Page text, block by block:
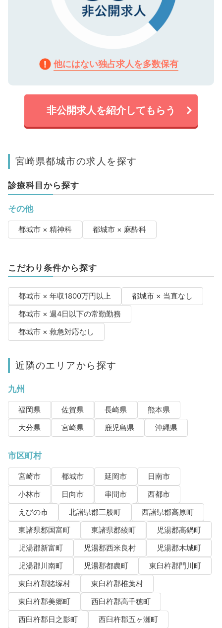
他にはない独占求人を多数保有
非公開求人を紹介してもらう
宮崎県都城市の求人を探す
診療科目から探す
その他
都城市 × 精神科 都城市 × 麻酔科
こだわり条件から探す
都城市 × 年収1800万円以上
都城市 × 当直なし
都城市 × 週4日以下の常勤勤務
都城市 × 救急対応なし
近隣のエリアから探す
九州
福岡県 佐賀県 長崎県
熊本県
大分県
宮崎県 鹿児島県 沖縄県
市区町村
宮崎市 都城市 延岡市
日南市
小林市
日向市 串間市
西都市
えびの市
北諸県郡三股町
西諸県郡高原町
東諸県郡国富町
東諸県郡綾町
児湯郡高鍋町
児湯郡新富町
児湯郡西米良村
児湯郡木城町
児湯郡川南町
児湯郡都農町
東臼杵郡門川町
東臼杵郡諸塚村
東臼杵郡椎葉村
東臼杵郡美郷町
西臼杵郡高千穂町
西臼杵郡日之影町
西臼杵郡五ヶ瀬町